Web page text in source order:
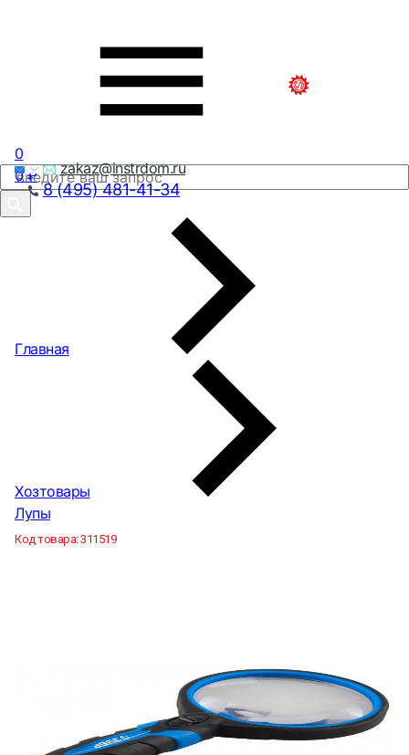
zakaz@instrdom.ru
8 (495) 481-41-34
0
0₽
Главная
Хозтовары
Лупы
Код товара:311519